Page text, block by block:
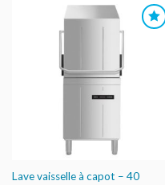
AU DEVIS
Lave vaisselle à capot – 40